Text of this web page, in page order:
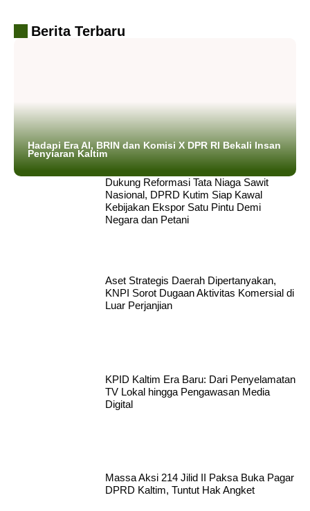
Berita Terbaru
Hadapi Era AI, BRIN dan Komisi X DPR RI Bekali Insan
Penyiaran Kaltim
Dukung Reformasi Tata Niaga Sawit
Nasional, DPRD Kutim Siap Kawal
Kebijakan Ekspor Satu Pintu Demi
Negara dan Petani
Aset Strategis Daerah Dipertanyakan,
KNPI Sorot Dugaan Aktivitas Komersial di
Luar Perjanjian
KPID Kaltim Era Baru: Dari Penyelamatan
TV Lokal hingga Pengawasan Media
Digital
Massa Aksi 214 Jilid II Paksa Buka Pagar
DPRD Kaltim, Tuntut Hak Angket